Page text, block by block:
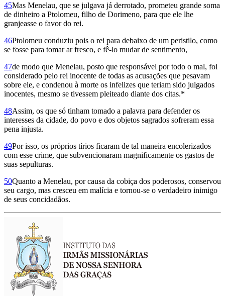
45Mas Menelau, que se julgava já derrotado, prometeu grande soma
de dinheiro a Ptolomeu, filho de Dorimeno, para que ele lhe
granjeasse o favor do rei.
46Ptolomeu conduziu pois o rei para debaixo de um peristilo, como
se fosse para tomar ar fresco, e fê-lo mudar de sentimento,
47de modo que Menelau, posto que responsável por todo o mal, foi
considerado pelo rei inocente de todas as acusações que pesavam
sobre ele, e condenou à morte os infelizes que teriam sido julgados
inocentes, mesmo se tivessem pleiteado diante dos citas.*
48Assim, os que só tinham tomado a palavra para defender os
interesses da cidade, do povo e dos objetos sagrados sofreram essa
pena injusta.
49Por isso, os próprios tírios ficaram de tal maneira encolerizados
com esse crime, que subvencionaram magni­fi­ca­mente os gastos de
suas sepulturas.
50Quanto a Menelau, por causa da cobiça dos poderosos, conservou
seu cargo, mas cresceu em malícia e tornou-se o verdadeiro inimigo
de seus concidadãos.